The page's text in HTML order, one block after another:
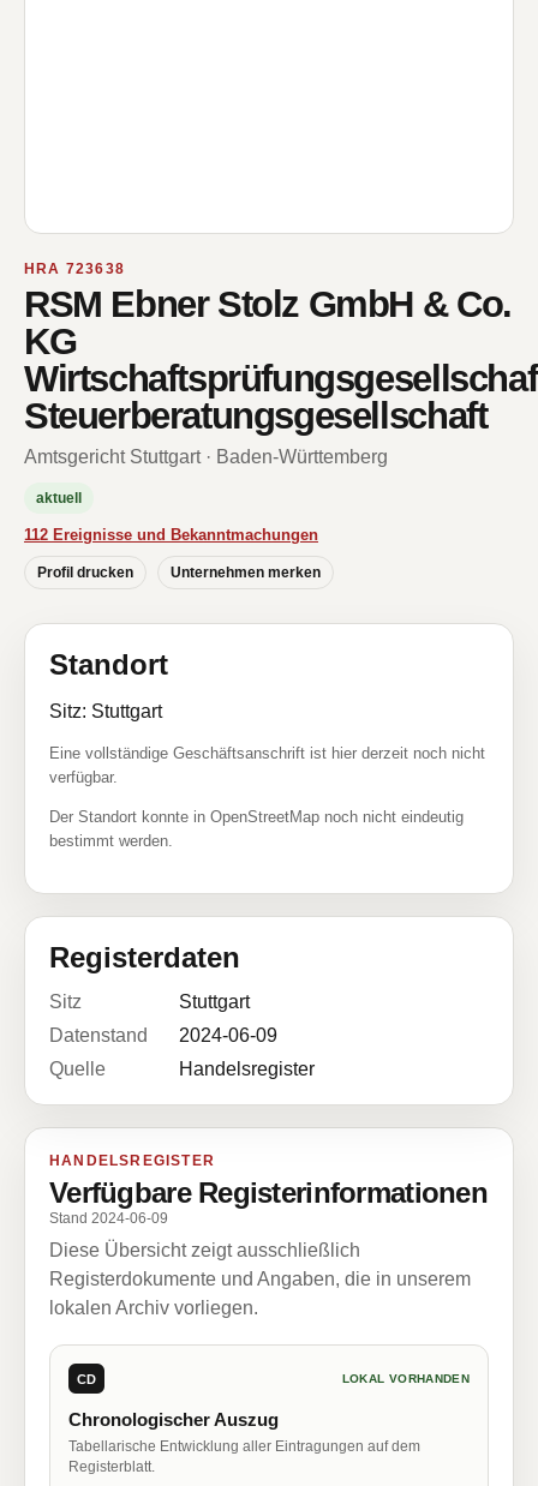
HRA 723638
RSM Ebner Stolz GmbH & Co.
KG
Steuerberatungsgesellschaft
Amtsgericht Stuttgart · Baden-Württemberg
aktuell
112 Ereignisse und Bekanntmachungen
Profil drucken Unternehmen merken
Standort
Sitz: Stuttgart
Eine vollständige Geschäftsanschrift ist hier derzeit noch nicht
verfügbar.
Der Standort konnte in OpenStreetMap noch nicht eindeutig
bestimmt werden.
Registerdaten
Sitz
Stuttgart
Datenstand
2024-06-09
Quelle
Handelsregister
HANDELSREGISTER
Verfügbare Registerinformationen
Stand 2024-06-09
Diese Übersicht zeigt ausschließlich
Registerdokumente und Angaben, die in unserem
lokalen Archiv vorliegen.
CD LOKAL VORHANDEN
Chronologischer Auszug
Tabellarische Entwicklung aller Eintragungen auf dem
Registerblatt.